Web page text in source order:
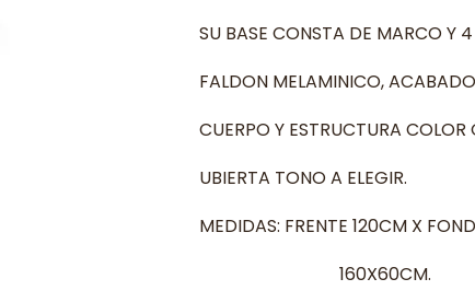
SU BASE CONSTA DE MARCO Y
FALDON MELAMINICO,
CUERPO Y ESTRUCTURA COLOR
UBIERTA TONO A ELEGIR.
MEDIDAS: FRENTE 120CM X
160X60CM.